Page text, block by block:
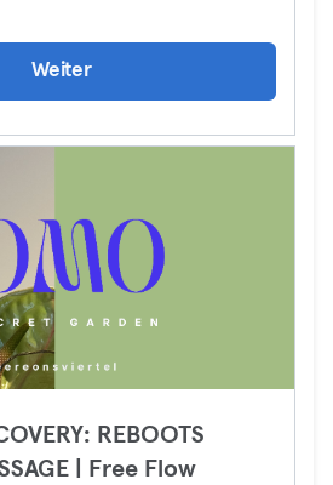
Weiter
REBOOTS
| Free Flow